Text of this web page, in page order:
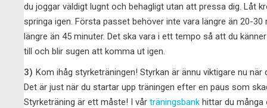
du joggar väldigt lugnt och behagligt utan att pressa dig. Låt
springa igen. Första passet behöver inte vara längre än 20-
längre än 45 minuter. Det ska vara i ett tempo så att du
till och blir sugen att komma ut igen.
3) Kom ihåg styrketräningen! Styrkan är ännu viktigare nu
Det är just när du startar upp träningen efter en paus som
Styrketräning är ett måste! I vår träningsbank hittar du många